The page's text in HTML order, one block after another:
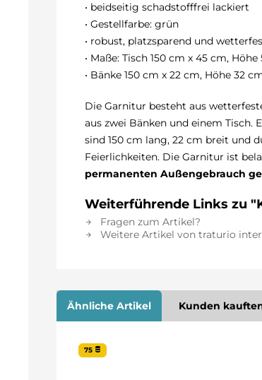
• beidseitig schadstofffrei lackiert
• Gestellfarbe: grün
• robust, platzsparend und
• Maße: Tisch 150 cm x 45 cm, Höhe
• Bänke 150 cm x 22 cm, Höhe 32
Die Garnitur besteht aus
aus zwei Bänken und einem Tisch.
sind 150 cm lang, 22 cm breit und
Feierlichkeiten. Die Garnitur ist
permanenten Außengebrauch
Weiterführende Links zu
Fragen zum Artikel?
Weitere Artikel von traturio
Ähnliche Artikel Kunden
75